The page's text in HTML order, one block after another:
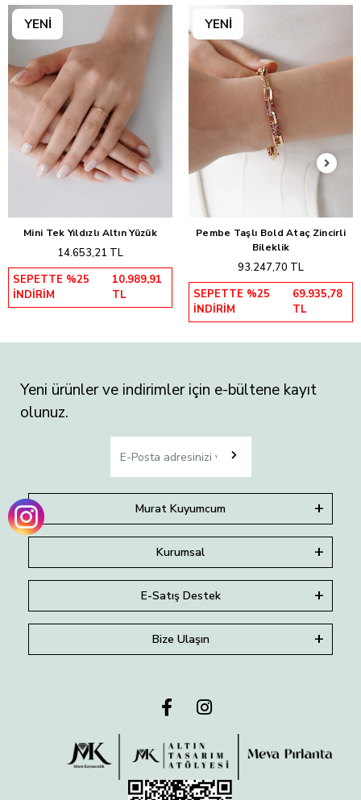
Sepete Ekle
Mini Tek Yıldızlı Altın Yüzük
14.653,21 TL
SEPETTE %25
İNDİRİM
10.989,91
TL
Sepete Ekle
Pembe Taşlı Bold Ataç Zincirli
Bileklik
93.247,70 TL
SEPETTE %25
İNDİRİM
69.935,78
TL
Yeni ürünler ve indirimler için e-bültene kayıt
olunuz.
Murat Kuyumcum
Kurumsal
E-Satış Destek
Bize Ulaşın